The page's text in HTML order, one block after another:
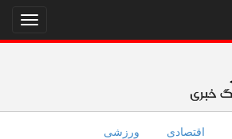
نمایش
منو
اقتصادی ورزشی